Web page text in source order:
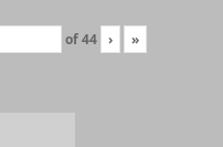
of44 › »